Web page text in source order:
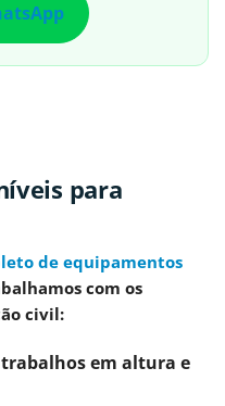
para
de equipamentos
com os
civil:
em altura e